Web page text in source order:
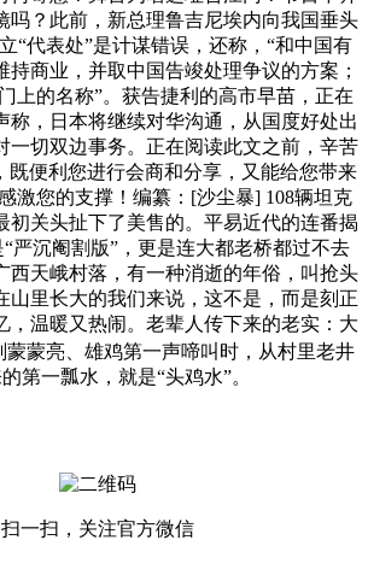
扫一扫，关注官方微信